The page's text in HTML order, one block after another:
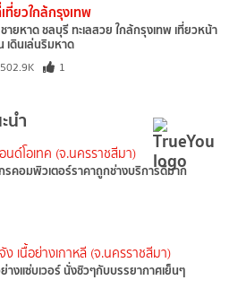
ที่ยวใกล้กรุงเทพ
ายหาด ชลบุรี ทะเลสวย ใกล้กรุงเทพ เที่ยวหน้า
เดินเล่นริมหาด
502.9K 1
นำ
อนด์โอเทค (จ.นครราชสีมา)
รคอมพิวเตอร์ราคาถูกช่างบริการดีมาก
ง เนื้อย่างเกาหลี (จ.นครราชสีมา)
างแซ่บเวอร์ นั่งชิวๆกับบรรยากาศเย็นๆ